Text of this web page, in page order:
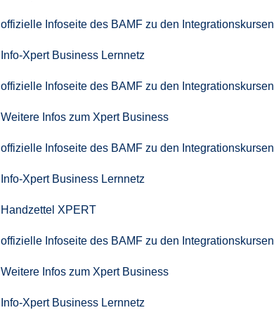
offizielle Infoseite des BAMF zu den Integrationskursen
Info-Xpert Business Lernnetz
offizielle Infoseite des BAMF zu den Integrationskursen
Weitere Infos zum Xpert Business
offizielle Infoseite des BAMF zu den Integrationskursen
Info-Xpert Business Lernnetz
Handzettel XPERT
offizielle Infoseite des BAMF zu den Integrationskursen
Weitere Infos zum Xpert Business
Info-Xpert Business Lernnetz